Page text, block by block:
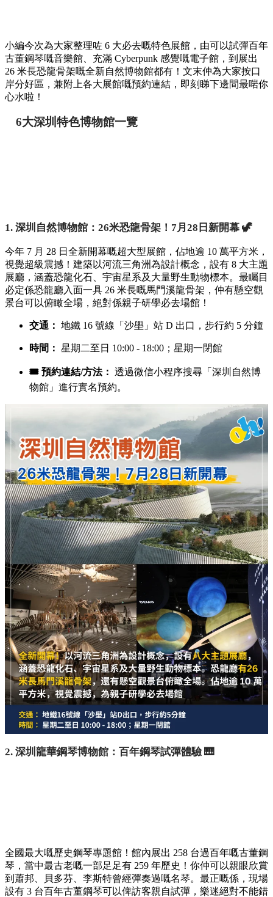
小編今次為大家整理咗 6 大必去嘅特色展館，由可以試彈百年
古董鋼琴嘅音樂館、充滿 Cyberpunk 感覺嘅電子館，到展出
26 米長恐龍骨架嘅全新自然博物館都有！文末仲為大家按口
岸分好區，兼附上各大展館嘅預約連結，即刻睇下邊間最啱你
心水啦！
6大深圳特色博物館一覽
1. 深圳自然博物館：26米恐龍骨架！7月28日新開幕 🦖
今年 7 月 28 日全新開幕嘅超大型展館，佔地逾 10 萬平方米，
視覺超級震撼！建築以河流三角洲為設計概念，設有 8 大主題
展廳，涵蓋恐龍化石、宇宙星系及大量野生動物標本。最矚目
必定係恐龍廳入面一具 26 米長嘅馬門溪龍骨架，仲有懸空觀
景台可以俯瞰全場，絕對係親子研學必去場館！
交通： 地鐵 16 號線「沙壆」站 D 出口，步行約 5 分鐘
時間： 星期二至日 10:00 - 18:00；星期一閉館
🎟️ 預約連結/方法： 透過微信小程序搜尋「深圳自然博
物館」進行實名預約。
2. 深圳龍華鋼琴博物館：百年鋼琴試彈體驗 🎹
全國最大嘅歷史鋼琴專題館！館內展出 258 台過百年嘅古董鋼
琴，當中最古老嘅一部足足有 259 年歷史！你仲可以親眼欣賞
到蕭邦、貝多芬、李斯特曾經彈奏過嘅名琴。最正嘅係，現場
設有 3 台百年古董鋼琴可以俾訪客親自試彈，樂迷絕對不能錯